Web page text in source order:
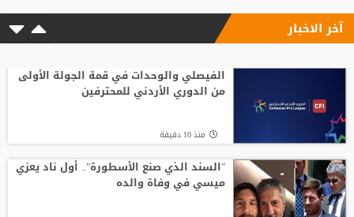
مأساة وفاة لاعب شاب
الاتحاد يواصل صدارة الدوري النسوي تحت 14
آخر الاخبار
الفيصلي والوحدات في قمة الجولة الأولى
من الدوري الأردني للمحترفين
منذ 10 دقيقة
"السند الذي صنع الأسطورة".. أول ناد يعزي
ميسي في وفاة والده